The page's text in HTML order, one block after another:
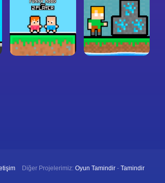
Diğer Projelerimiz: Oyun Tamindir - Tamindir